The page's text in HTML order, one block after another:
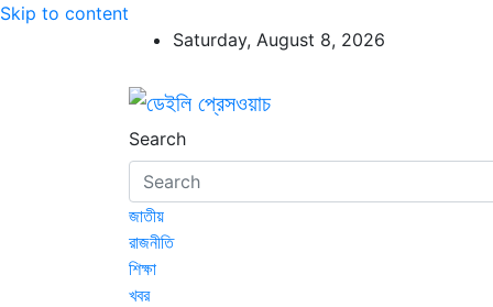
Skip to content
Saturday, August 8, 2026
ডেইলি প্রেসওয়াচ
ডেইলি প্রেসওয়াচ মুক্তিযুদ্ধের চেতনায় উদ্বুদ্ধ
Search
জাতীয়
রাজনীতি
শিক্ষা
খবর